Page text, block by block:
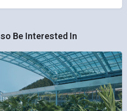
Be Interested In